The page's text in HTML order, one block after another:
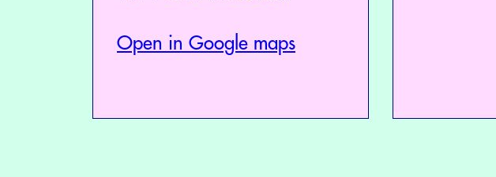
Open in Google maps